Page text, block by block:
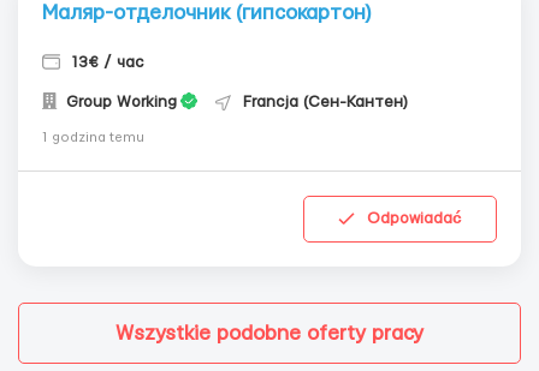
Маляр-отделочник (гипсокартон)
13€ / час
Group Working Francja (Сен-Кантен)
1 godzina temu
Odpowiadać
Wszystkie podobne oferty pracy